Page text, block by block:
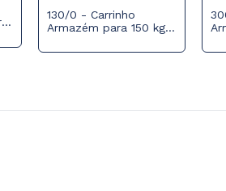
130/0 - Carrinho
Armazém para 150 kg